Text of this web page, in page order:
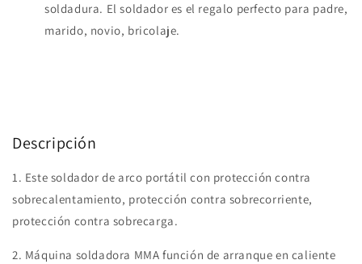
soldadura. El soldador es el regalo perfecto para padre,
marido, novio, bricolaje.
Descripción
1. Este soldador de arco portátil con protección contra
sobrecalentamiento, protección contra sobrecorriente,
protección contra sobrecarga.
2. Máquina soldadora MMA función de arranque en caliente